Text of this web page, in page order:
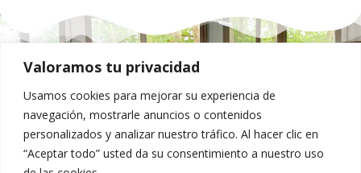
Valoramos tu privacidad
Usamos cookies para mejorar su experiencia de
navegación, mostrarle anuncios o contenidos
personalizados y analizar nuestro tráfico. Al hacer clic en
“Aceptar todo” usted da su consentimiento a nuestro uso
Contacto
Rúa Vista Alegre, 2 - 36600 Vilagarcía de
Arousa Pontevedra